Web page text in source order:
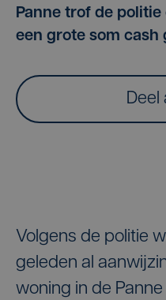
Panne trof de
een grote som cash
Deel
Volgens de politie
geleden al
woning in de